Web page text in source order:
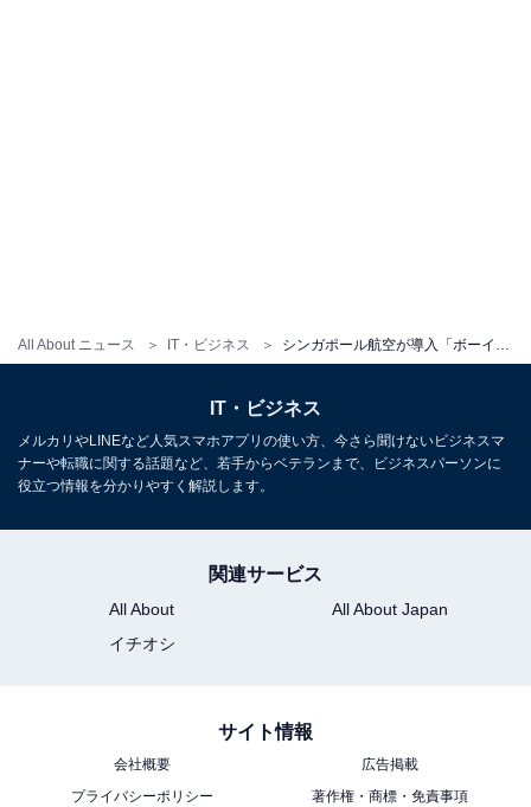
All About ニュース IT・ビジネス
中央2席の真ん中にある仕切りはカップル、1人旅などで
IT・ビジネス
メルカリやLINEなど人気スマホアプリの使い方、今さら聞けないビジネスマ
ナーや転職に関する話題など、若手からベテランまで、ビジネスパーソンに
役立つ情報を分かりやすく解説します。
関連サービス
All About
All About Japan
イチオシ
サイト情報
会社概要
広告掲載
プライバシーポリシー
著作権・商標・免責事項